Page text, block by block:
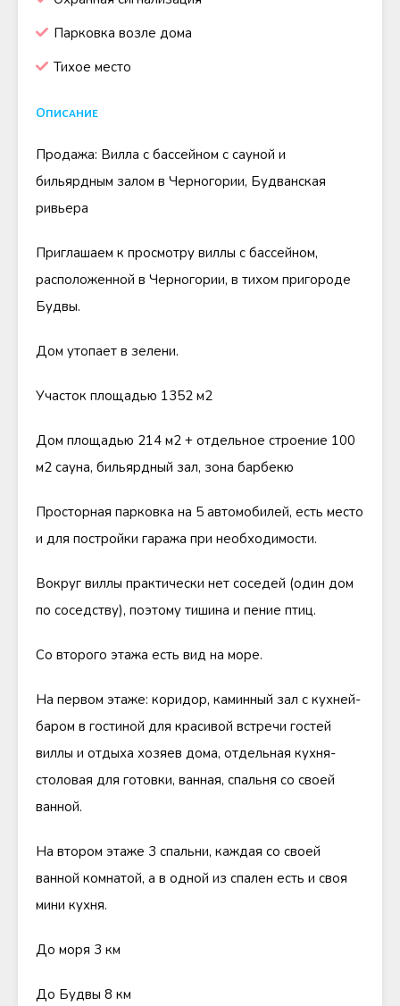
Парковка возле дома
Тихое место
Описание
Продажа: Вилла с бассейном с сауной и
бильярдным залом в Черногории, Будванская
ривьера
Приглашаем к просмотру виллы с бассейном,
расположенной в Черногории, в тихом пригороде
Будвы.
Дом утопает в зелени.
Участок площадью 1352 м2
Дом площадью 214 м2 + отдельное строение 100
м2 сауна, бильярдный зал, зона барбекю
Просторная парковка на 5 автомобилей, есть место
и для постройки гаража при необходимости.
Вокруг виллы практически нет соседей (один дом
по соседству), поэтому тишина и пение птиц.
Со второго этажа есть вид на море.
На первом этаже: коридор, каминный зал с кухней-
баром в гостиной для красивой встречи гостей
виллы и отдыха хозяев дома, отдельная кухня-
столовая для готовки, ванная, спальня со своей
ванной.
На втором этаже 3 спальни, каждая со своей
ванной комнатой, а в одной из спален есть и своя
мини кухня.
До моря 3 км
До Будвы 8 км